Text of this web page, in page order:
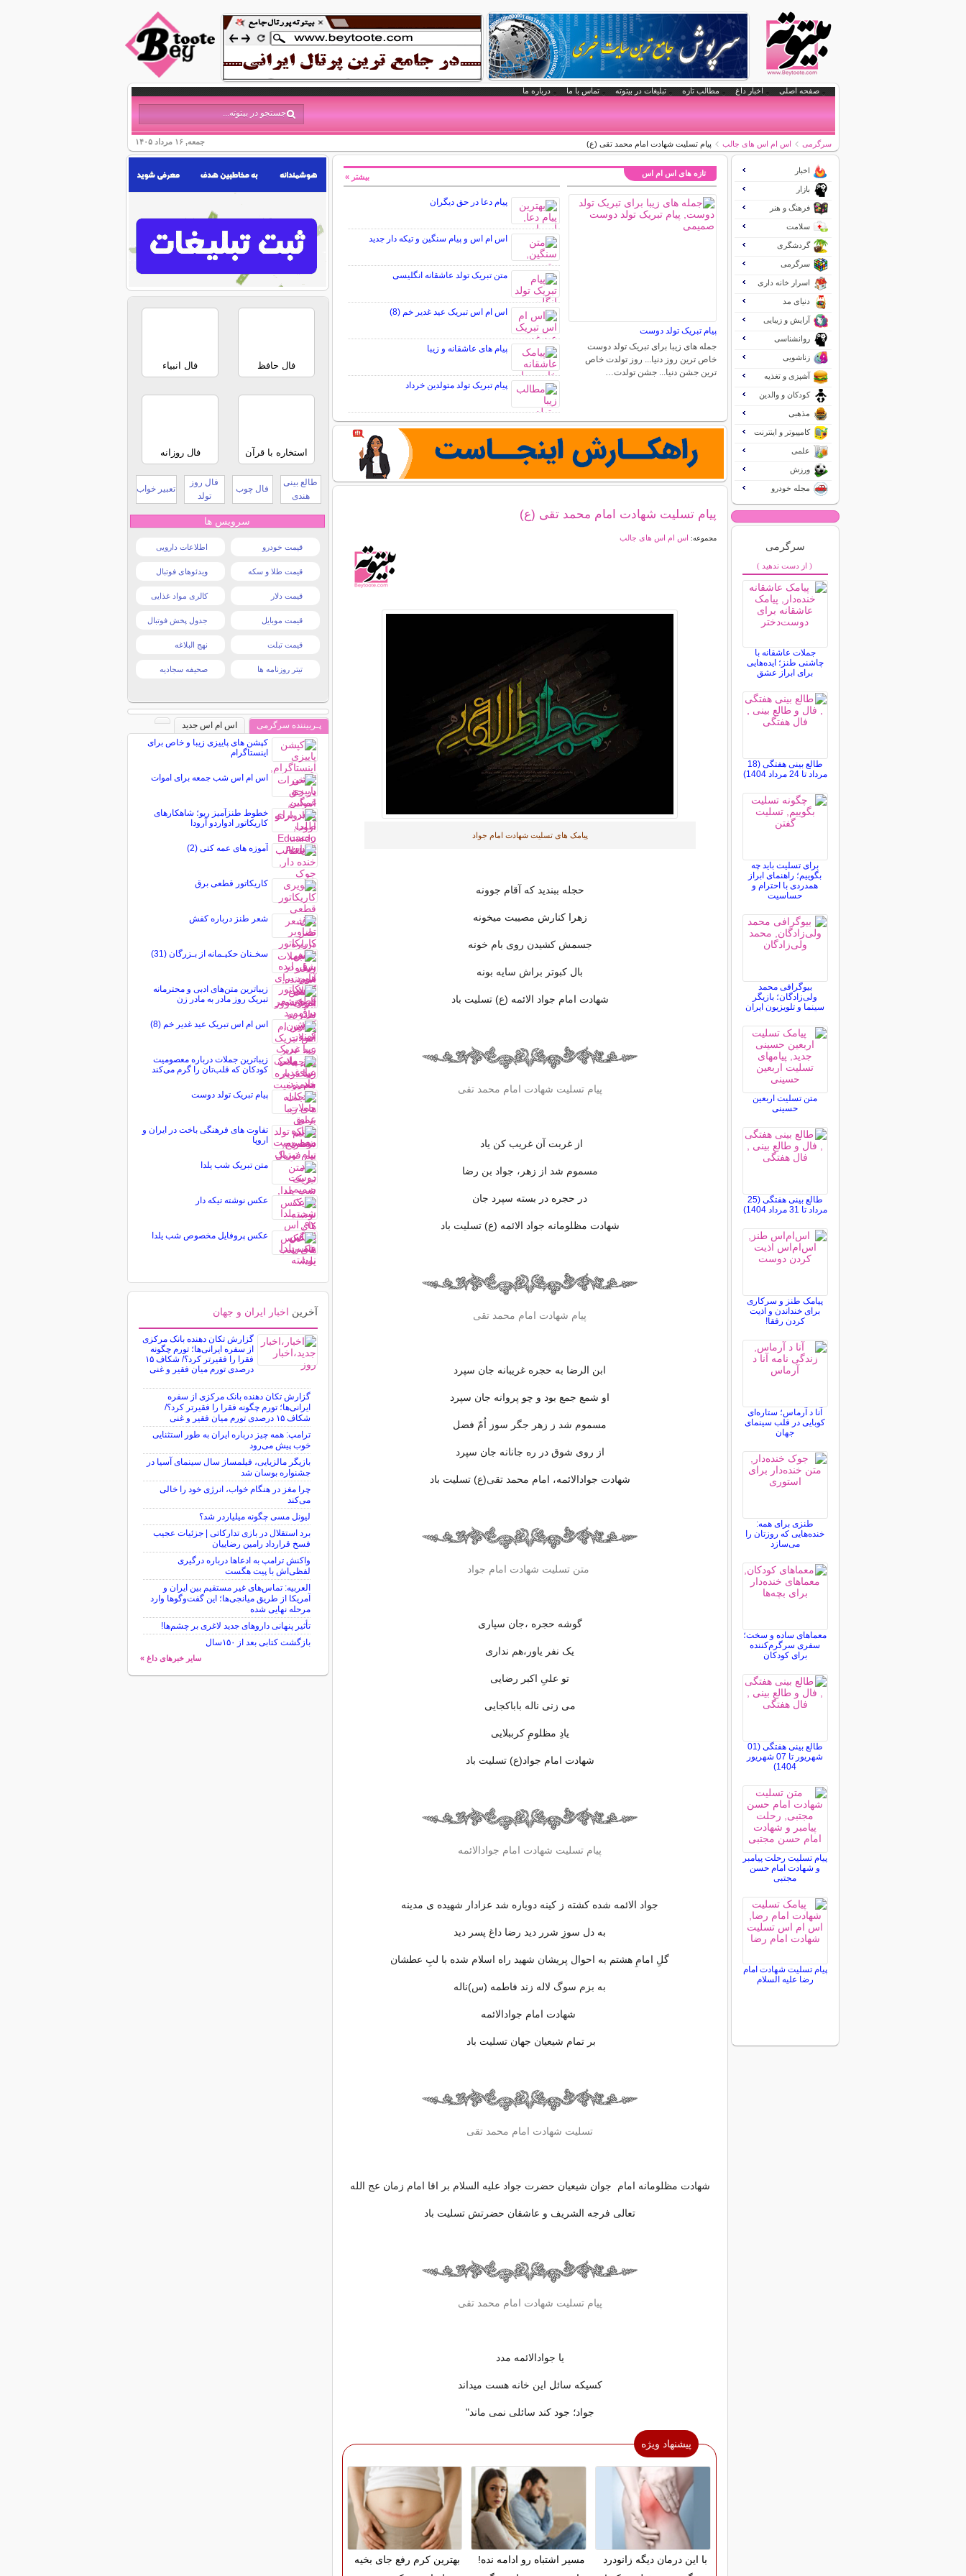
صفحه اصلی اخبار داغ مطالب تازه تبلیغات در بیتوته تماس با ما درباره ما
جمعه, ۱۶ مرداد ۱۴۰۵ سرگرمی اس ام اس های جالب پیام تسلیت شهادت امام محمد تقی (ع)
تازه های اس ام اس
پیام تبریک تولد دوست
جمله های زیبا برای تبریک تولد دوست
خاص ترین روز دنیا... روز تولدت خاص
ترین جشن دنیا... جشن تولدت…
پیام دعا در حق دیگران
اس ام اس و پیام سنگین و تیکه دار جدید
متن تبریک تولد عاشقانه انگلیسی
اس ام اس تبریک عید غدیر خم (8)
پیام های عاشقانه و زیبا
پیام تبریک تولد متولدین خرداد
بیشتر »
پیام تسلیت شهادت امام محمد تقی (ع)
مجموعه: اس ام اس های جالب
پیامک های تسلیت شهادت امام جواد
حجله ببندید که آقام جوونه
زهرا کنارش مصیبت میخونه
جسمش کشیدن روی بام خونه
بال کبوتر براش سایه بونه
شهادت امام جواد الائمه (ع) تسلیت باد
پیام تسلیت شهادت امام محمد تقی
از غربت آن غریب کن یاد
مسموم شد از زهر، جواد بن رضا
در حجره در بسته سپرد جان
شهادت مظلومانه جواد الائمه (ع) تسلیت باد
پیام شهادت امام محمد تقی
ابن الرضا به حجره غریبانه جان سپرد
او شمع جمع بود و چو پروانه جان سپرد
مسموم شد ز زهر جگر سوز اُمّ فضل
از روی شوق در ره جانانه جان سپرد
شهادت جوادالائمه، امام محمد تقی(ع) تسلیت باد
متن تسلیت شهادت امام جواد
گوشه حجره ،جان سپاری
یک نفر یاور،هم نداری
تو علیِ اکبر رضایی
می زنی ناله باباکجایی
یادِ مظلومِ کرببلایی
شهادت امام جواد(ع) تسلیت باد
پیام تسلیت شهادت امام جوادالائمه
جواد الائمه شده کشته ز کینه دوباره شد عزادار شهیده ی مدینه
به دل سوزِ شرر دید رضا داغ پسر دید
گلِ امامِ هشتم به احوال پریشان شهید راه اسلام شده با لبِ عطشان
به بزم سوگ لاله زند فاطمه (س)ناله
شهادت امام جوادالائمه
بر تمام شیعیان جهان تسلیت باد
تسلیت شهادت امام محمد تقی
شهادت مظلومانه امام جوان شیعیان حضرت جواد علیه السلام بر اقا امام زمان عج الله
تعالی فرجه الشریف و عاشقان حضرتش تسلیت باد
پیام تسلیت شهادت امام محمد تقی
یا جوادالائمه مدد
کسیکه سائل این خانه هست میداند
جواد؛ جود کند سائلی نمی ماند"
پیشنهاد ویژه
با این درمان دیگه زانودرد
مسیر اشتباه رو ادامه نده!
بهترین کرم رفع جای بخیه
اخبار
بازار
فرهنگ و هنر
سلامت
گردشگری
سرگرمی
اسرار خانه داری
دنیای مد
آرایش و زیبایی
روانشناسی
زناشویی
آشپزی و تغذیه
کودکان و والدین
مذهبی
کامپیوتر و اینترنت
علمی
ورزش
مجله خودرو
سرگرمی
( از دست ندهید )
جملات عاشقانه با
چاشنی طنز؛ ایده‌هایی
برای ابراز عشق
طالع بینی هفتگی (18
مرداد تا 24 مرداد 1404)
برای تسلیت باید چه
بگوییم؛ راهنمای ابراز
همدردی با احترام و
حساسیت
بیوگرافی محمد
ولی‌زادگان؛ بازیگر
سینما و تلویزیون ایران
متن تسلیت اربعین
حسینی
طالع بینی هفتگی (25
مرداد تا 31 مرداد 1404)
پیامک طنز و سرکاری
برای خنداندن و اذیت
کردن رفقا!
آنا د آرماس؛ ستاره‌ای
کوبایی در قلب سینمای
جهان
طنزی برای همه:
خنده‌هایی که روزتان را
می‌سازد
معماهای ساده و سخت؛
سفری سرگرم‌کننده
برای کودکان
طالع بینی هفتگی (01
شهریور تا 07 شهریور
1404)
پیام تسلیت رحلت پیامبر
و شهادت امام حسن
مجتبی
پیام تسلیت شهادت امام
رضا علیه السلام
فال حافظ فال انبیاء
استخاره با قرآن فال روزانه
طالع بینی
هندی
فال چوب
فال روز
تولد
تعبیر خواب
سرویس ها
قیمت خودرو اطلاعات دارویی
قیمت طلا و سکه ویدئوهای فوتبال
قیمت دلار کالری مواد غذایی
قیمت موبایل جدول پخش فوتبال
قیمت تبلت نهج البلاغه
تیتر روزنامه ها صحیفه سجادیه
پـربیننده سرگرمی
اس ام اس جدید
کپشن های پاییزی زیبا و خاص برای
اینستاگرام
اس ام اس شب جمعه برای اموات
خطوط طنزآمیز ریو؛ شاهکارهای
کاریکاتور ادواردو آرودا
آموزه های عمه کتی (2)
کاریکاتور قطعی برق
شعر طنز درباره کفش
سخـنان حکیـمانه از بـزرگان (31)
زیباترین متن‌های ادبی و محترمانه
تبریک روز مادر به مادر زن
اس ام اس تبریک عید غدیر خم (8)
زیباترین جملات درباره معصومیت
کودکان که قلب‌تان را گرم می‌کند
پیام تبریک تولد دوست
تفاوت های فرهنگی باخت در ایران و
اروپا
متن تبریک شب یلدا
عکس نوشته تیکه دار
عکس پروفایل مخصوص شب یلدا
آخرین اخبار ایران و جهان
گزارش تکان‌ دهنده بانک مرکزی
از سفره ایرانی‌ها؛ تورم چگونه
فقرا را فقیرتر کرد؟/ شکاف ۱۵
درصدی تورم میان فقیر و غنی
گزارش تکان‌ دهنده بانک مرکزی از سفره
ایرانی‌ها؛ تورم چگونه فقرا را فقیرتر کرد؟/
شکاف ۱۵ درصدی تورم میان فقیر و غنی
ترامپ: همه چیز درباره ایران به طور استثنایی
خوب پیش می‌رود
بازیگر مالزیایی، فیلمساز سال سینمای آسیا در
جشنواره بوسان شد
چرا مغز در هنگام خواب، انرژی خود را خالی
می‌کند
لیونل مسی چگونه میلیاردر شد؟
برد استقلال در بازی تدارکاتی | جزئیات عجیب
فسخ قرارداد رامین رضاییان
واکنش ترامپ به ادعاها درباره درگیری
لفظی‌اش با پیت هگست
العربیه: تماس‌های غیر مستقیم بین ایران و
آمریکا از طریق میانجی‌ها؛ این گفت‌و‌گو‌ها وارد
مرحله نهایی شده
تأثیر پنهانی داروهای جدید لاغری بر چشم‌ها!
بازگشت کتابی بعد از ۱۵۰سال
سایر خبرهای داغ »